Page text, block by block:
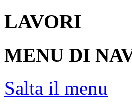
LAVORI
MENU DI
Salta il menu